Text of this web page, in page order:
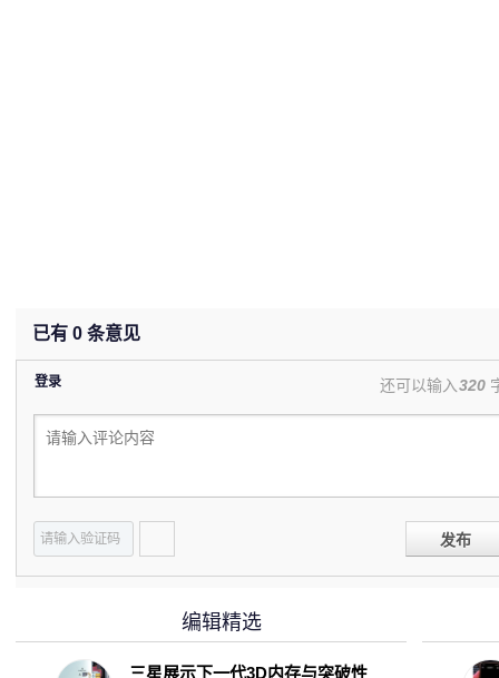
已有 0 条意见
登录 还可以输入320
发布
编辑精选
三星展示下一代3D内存与突破性